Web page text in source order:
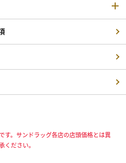
す。サンドラッグ各店の店頭価格とは異
ください。